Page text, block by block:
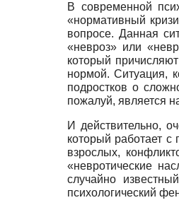
В современной
«нормативный
вопросе. Данная
«невроз» или
который
нормой. Ситуация,
подростков о
пожалуй, является
И действительно,
который работает с
взрослых,
«невротические
случайно
психологический